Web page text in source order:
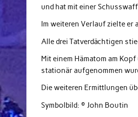
und hat mit einer
Im weiteren Verlauf zielte er
Alle drei Tatverdächtigen
Mit einem Hämatom am
stationär aufgenommen
Die weiteren Ermittlungen
Symbolbild: © John Boutin